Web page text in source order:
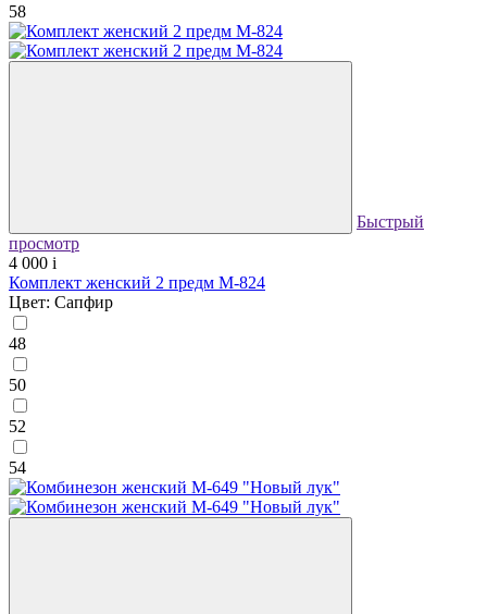
58
Быстрый
просмотр
4 000 i
Комплект женский 2 предм М-824
Цвет: Сапфир
48
50
52
54